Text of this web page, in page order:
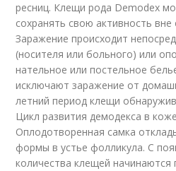
ресниц. Клещи рода Demodex
сохранять свою активность вне
Заражение происходит
(носителя или больного) или
нательное или постельное
исключают заражение от
летний период клещи
Цикл развития демодекса в
Оплодотворенная самка
формы в устье фолликула. С
количества клещей